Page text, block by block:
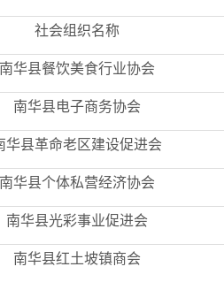
社会组织名称
南华县餐饮美食行业协会
南华县电子商务协会
华县革命老区建设促进会
南华县个体私营经济协会
南华县光彩事业促进会
南华县红土坡镇商会